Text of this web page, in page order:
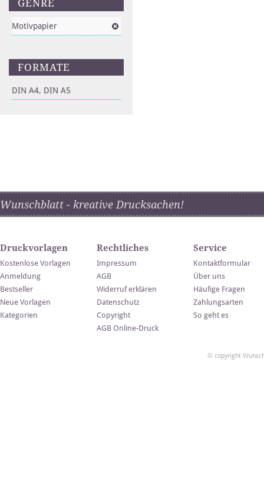
GENRE
Motivpapier
FORMATE
DIN A4, DIN A5
Wunschblatt - kreative Drucksachen!
Druckvorlagen
Kostenlose Vorlagen
Anmeldung
Bestseller
Neue Vorlagen
Kategorien
Rechtliches
Impressum
AGB
Widerruf erklären
Datenschutz
Copyright
AGB Online-Druck
Service
Kontaktformular
Über uns
Häufige Fragen
Zahlungsarten
So geht es
© copyright